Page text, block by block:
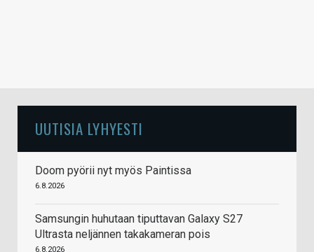
UUTISIA LYHYESTI
Doom pyörii nyt myös Paintissa
6.8.2026
Samsungin huhutaan tiputtavan Galaxy S27
Ultrasta neljännen takakameran pois
6.8.2026